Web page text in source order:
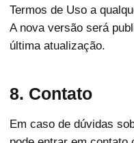
Termos de Uso a
A nova versão será
última atualização.
8. Contato
Em caso de dúvidas